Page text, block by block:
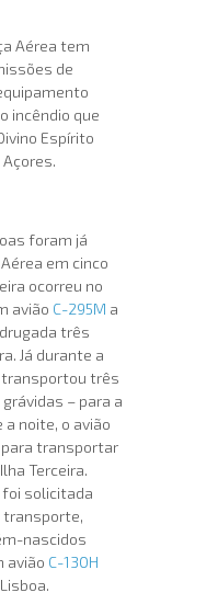
Aérea tem
de
incêndio que
Espírito
foram já
em cinco
ocorreu no
avião C-295M a
três
Já durante a
transportou três
– para a
a noite, o avião
transportar
Terceira.
foi solicitada
transporte,
nascidos
avião C-130H